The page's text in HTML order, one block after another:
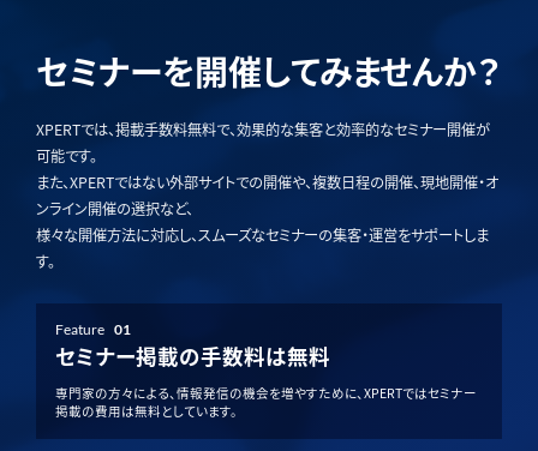
セミナーを開催してみませんか？
XPERTでは、掲載手数料無料で、効果的な集客と効率的なセミナー開催が
可能です。
また、XPERTではない外部サイトでの開催や、複数日程の開催、現地開催・オ
ンライン開催の選択など、
様々な開催方法に対応し、スムーズなセミナーの集客・運営をサポートしま
す。
Feature 01
セミナー掲載の手数料は無料
専門家の方々による、情報発信の機会を増やすために、XPERTではセミナー
掲載の費用は無料としています。